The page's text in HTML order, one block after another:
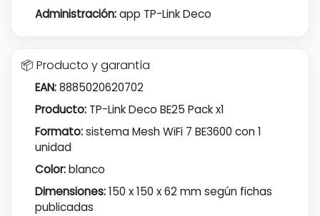
Administración:app TP-Link Deco
📦 Producto y garantía
EAN:8885020620702
Producto:TP-Link Deco BE25 Pack x1
Formato:sistema Mesh WiFi 7 BE3600 con 1
unidad
Color:blanco
Dimensiones:150 x 150 x 62 mm según fichas
publicadas